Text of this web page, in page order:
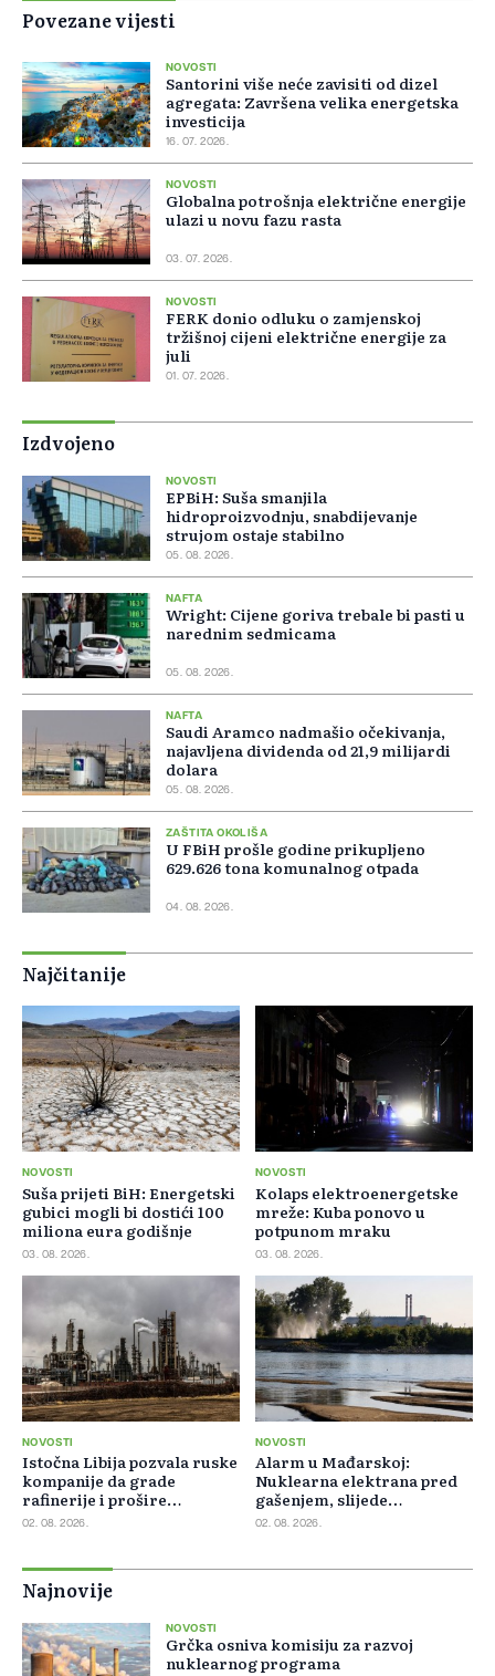
Povezane vijesti
NOVOSTI
Santorini više neće zavisiti od dizel
agregata: Završena velika energetska
investicija
16. 07. 2026.
NOVOSTI
Globalna potrošnja električne energije
ulazi u novu fazu rasta
03. 07. 2026.
NOVOSTI
FERK donio odluku o zamjenskoj
tržišnoj cijeni električne energije za
juli
01. 07. 2026.
Izdvojeno
NOVOSTI
EPBiH: Suša smanjila
hidroproizvodnju, snabdijevanje
strujom ostaje stabilno
05. 08. 2026.
NAFTA
Wright: Cijene goriva trebale bi pasti u
narednim sedmicama
05. 08. 2026.
NAFTA
Saudi Aramco nadmašio očekivanja,
najavljena dividenda od 21,9 milijardi
dolara
05. 08. 2026.
ZAŠTITA OKOLIŠA
U FBiH prošle godine prikupljeno
629.626 tona komunalnog otpada
04. 08. 2026.
Najčitanije
NOVOSTI
Suša prijeti BiH: Energetski
gubici mogli bi dostići 100
miliona eura godišnje
03. 08. 2026.
NOVOSTI
Kolaps elektroenergetske
mreže: Kuba ponovo u
potpunom mraku
03. 08. 2026.
NOVOSTI
Istočna Libija pozvala ruske
kompanije da grade
rafinerije i prošire
energetsku saradnju
02. 08. 2026.
NOVOSTI
Alarm u Mađarskoj:
Nuklearna elektrana pred
gašenjem, slijede
restrikcije struje i vode
02. 08. 2026.
Najnovije
NOVOSTI
Grčka osniva komisiju za razvoj
nuklearnog programa